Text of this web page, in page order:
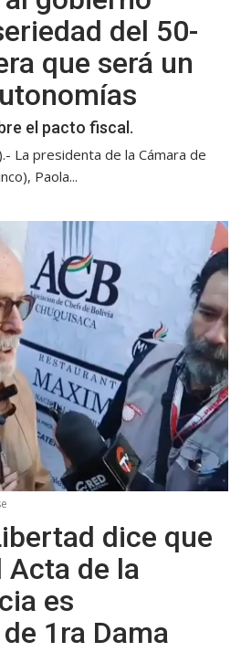
del 50-
que será un
el pacto fiscal.
La presidenta de la Cámara de
Paola...
dice que
de la
es
1ra Dama